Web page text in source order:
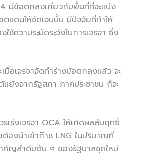
มีข้อตกลงเกี่ยวกับพื้นที่ที่จะแบ่ง
แดนให้ชัดเจนนั้น มีปัจจัยที่ทำให้
ความระมัดระวังในการเจรจา ซึ่ง
อเจรจาจัดทำร่างข้อตกลงแล้ว จะ
ย้งจากรัฐสภา ภาคประชาชน ก็จะ
เร่งเจรจา OCA ให้เกิดผลสัมฤทธิ์
ต้องนำเข้าก๊าซ LNG ในปริมาณที่
คัญลำดับต้น ๆ ของรัฐบาลชุดใหม่